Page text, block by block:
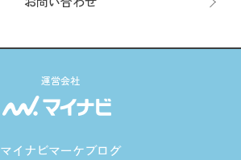
運営会社
マイナビマーケブログ